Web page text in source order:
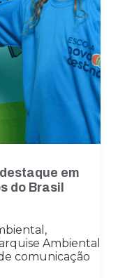
em
do Brasil
Ambiental
comunicação
interesses
nosso
a
de ver